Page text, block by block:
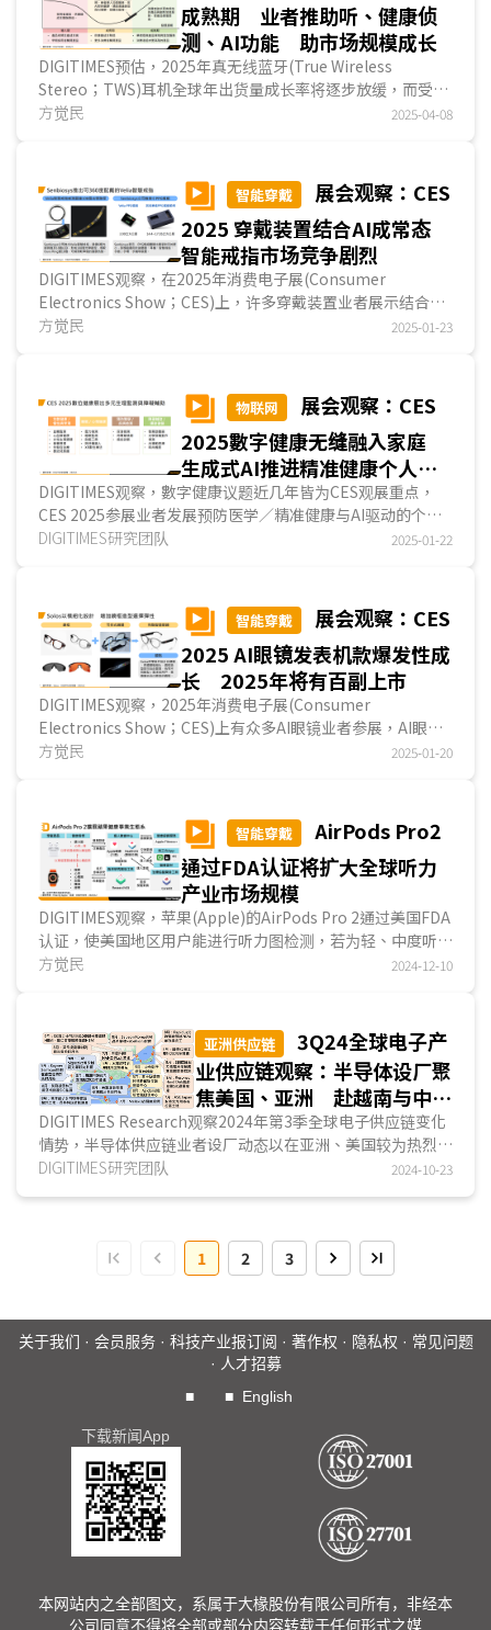
成熟期 业者推助听、健康侦
测、AI功能 助市场规模成长
DIGITIMES预估，2025年真无线蓝牙(True Wireless
Stereo；TWS)耳机全球年出货量成长率将逐步放缓，而受到
Podcast听众规模持续扩大、助听与健康侦测功能导入等正...
方觉民 2025-04-08
智能穿戴
展会观察：CES
2025 穿戴装置结合AI成常态
智能戒指市场竞争剧烈
DIGITIMES观察，在2025年消费电子展(Consumer
Electronics Show；CES)上，许多穿戴装置业者展示结合AI
功能的新产品／服务，其中以AI翻译和AI助理为大宗，部分...
方觉民 2025-01-23
物联网
展会观察：CES
2025數字健康无缝融入家庭
生成式AI推进精准健康个人化
服务
DIGITIMES观察，數字健康议题近几年皆为CES观展重点，
CES 2025参展业者发展预防医学／精准健康与AI驱动的个人
化指导产品／服务已成为趋势，全龄健康管理、心理.....
DIGITIMES研究团队 2025-01-22
智能穿戴
展会观察：CES
2025 AI眼镜发表机款爆发性成
长 2025年将有百副上市
DIGITIMES观察，2025年消费电子展(Consumer
Electronics Show；CES)上有众多AI眼镜业者参展，AI眼镜
产品数量大幅增加，预期2025年将有超过100副上市，其中，
方觉民 2025-01-20
智能穿戴
AirPods Pro2
通过FDA认证将扩大全球听力
产业市场规模
DIGITIMES观察，苹果(Apple)的AirPods Pro 2通过美国FDA
认证，使美国地区用户能进行听力图检测，若为轻、中度听损
人士，可将AirPods Pro 2作为非处方(Over-The...
方觉民 2024-12-10
亚洲供应链
3Q24全球电子产
业供应链观察：半导体设厂聚
焦美国、亚洲 赴越南与中国
投资分以电子零组件与面板业
为主 手机、服務器EMS聚
DIGITIMES Research观察2024年第3季全球电子供应链变化
情势，半导体供应链业者设厂动态以在亚洲、美国较为热烈；
电子零组件供应链业者动态则集中于东南亚，在这个...
DIGITIMES研究团队 2024-10-23
1 2 3
关于我们 · 会员服务· 科技产业报订阅 · 著作权 · 隐私权 · 常见问题
· 人才招募
■
■ English
下载新闻App
本网站内之全部图文，系属于大椽股份有限公司所有，非经本
公司同意不得将全部或部分内容转载于任何形式之媒